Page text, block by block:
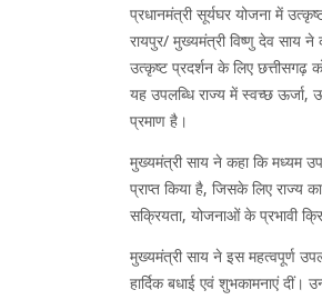
प्रधानमंत्री सूर्यघर योजना में
रायपुर/ मुख्यमंत्री विष्णु देव साय
उत्कृष्ट प्रदर्शन के लिए छत्तीसगढ़
यह उपलब्धि राज्य में स्वच्छ ऊर्जा,
प्रमाण है।
मुख्यमंत्री साय ने कहा कि मध्यम
प्राप्त किया है, जिसके लिए राज्य
सक्रियता, योजनाओं के प्रभावी
मुख्यमंत्री साय ने इस महत्वपूर्ण
हार्दिक बधाई एवं शुभकामनाएं दीं।